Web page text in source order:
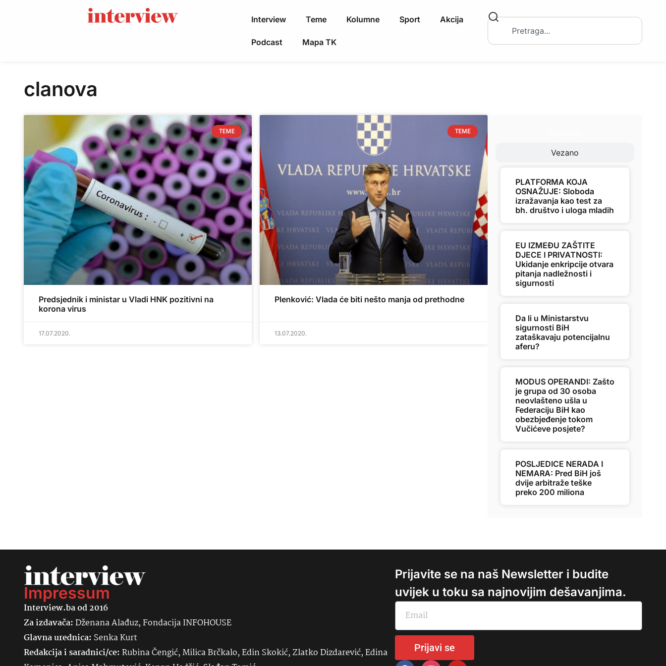
Interview Teme Kolumne Sport Akcija
Podcast Mapa TK
clanova
TEME
Predsjednik i ministar u Vladi HNK pozitivni na
korona virus
17.07.2020.
TEME
Plenković: Vlada će biti nešto manja od prethodne
13.07.2020.
Vezano
PLATFORMA KOJA
OSNAŽUJE: Sloboda
izražavanja kao test za
bh. društvo i uloga mladih
EU IZMEĐU ZAŠTITE
DJECE I PRIVATNOSTI:
Ukidanje enkripcije otvara
pitanja nadležnosti i
sigurnosti
Da li u Ministarstvu
sigurnosti BiH
zataškavaju potencijalnu
aferu?
MODUS OPERANDI: Zašto
je grupa od 30 osoba
neovlašteno ušla u
Federaciju BiH kao
obezbjeđenje tokom
Vučićeve posjete?
POSLJEDICE NERADA I
NEMARA: Pred BiH još
dvije arbitraže teške
preko 200 miliona
Impressum
Interview.ba od 2016
Za izdavača:Dženana Alađuz, Fondacija INFOHOUSE
Glavna urednica: SenkaKurt
Redakcija i saradnici/ce:Rubina Čengić, Milica Brčkalo, Edin Skokić, Zlatko Dizdarević, Edina
Prijavite se na naš Newsletter i budite
uvijek u toku sa najnovijim dešavanjima.
Prijavi se